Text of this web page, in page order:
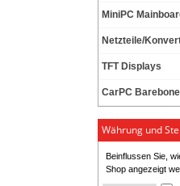
MiniPC
Netzteile/
TFT Displays
CarPC
Währung und
Beinflussen Sie,
Shop angezeigt